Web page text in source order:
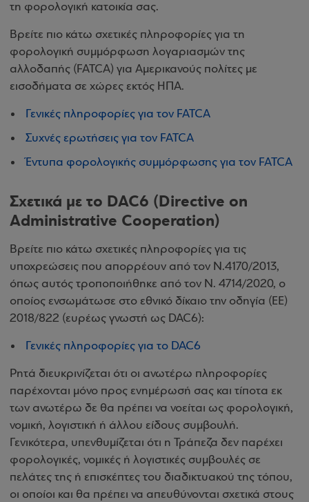
τη φορολογική κατοικία σας.
Βρείτε πιο κάτω σχετικές πληροφορίες για τη
φορολογική συμμόρφωση λογαριασμών της
αλλοδαπής (FATCA) για Αμερικανούς πολίτες με
εισοδήματα σε χώρες εκτός ΗΠΑ.
Γενικές πληροφορίες για τον FATCA
Συχνές ερωτήσεις για τον FATCA
Έντυπα φορολογικής συμμόρφωσης για τον FATCA
Σχετικά με το DAC6 (Directive on
Administrative Cooperation)
Βρείτε πιο κάτω σχετικές πληροφορίες για τις
υποχρεώσεις που απορρέουν από τον Ν.4170/2013,
όπως αυτός τροποποιήθηκε από τον Ν. 4714/2020, ο
οποίος ενσωμάτωσε στο εθνικό δίκαιο την οδηγία (ΕΕ)
2018/822 (ευρέως γνωστή ως DAC6):
Γενικές πληροφορίες για το DAC6
Ρητά διευκρινίζεται ότι οι ανωτέρω πληροφορίες
παρέχονται μόνο προς ενημέρωσή σας και τίποτα εκ
των ανωτέρω δε θα πρέπει να νοείται ως φορολογική,
νομική, λογιστική ή άλλου είδους συμβουλή.
Γενικότερα, υπενθυμίζεται ότι η Τράπεζα δεν παρέχει
φορολογικές, νομικές ή λογιστικές συμβουλές σε
πελάτες της ή επισκέπτες του διαδικτυακού της τόπου,
οι οποίοι και θα πρέπει να απευθύνονται σχετικά στους